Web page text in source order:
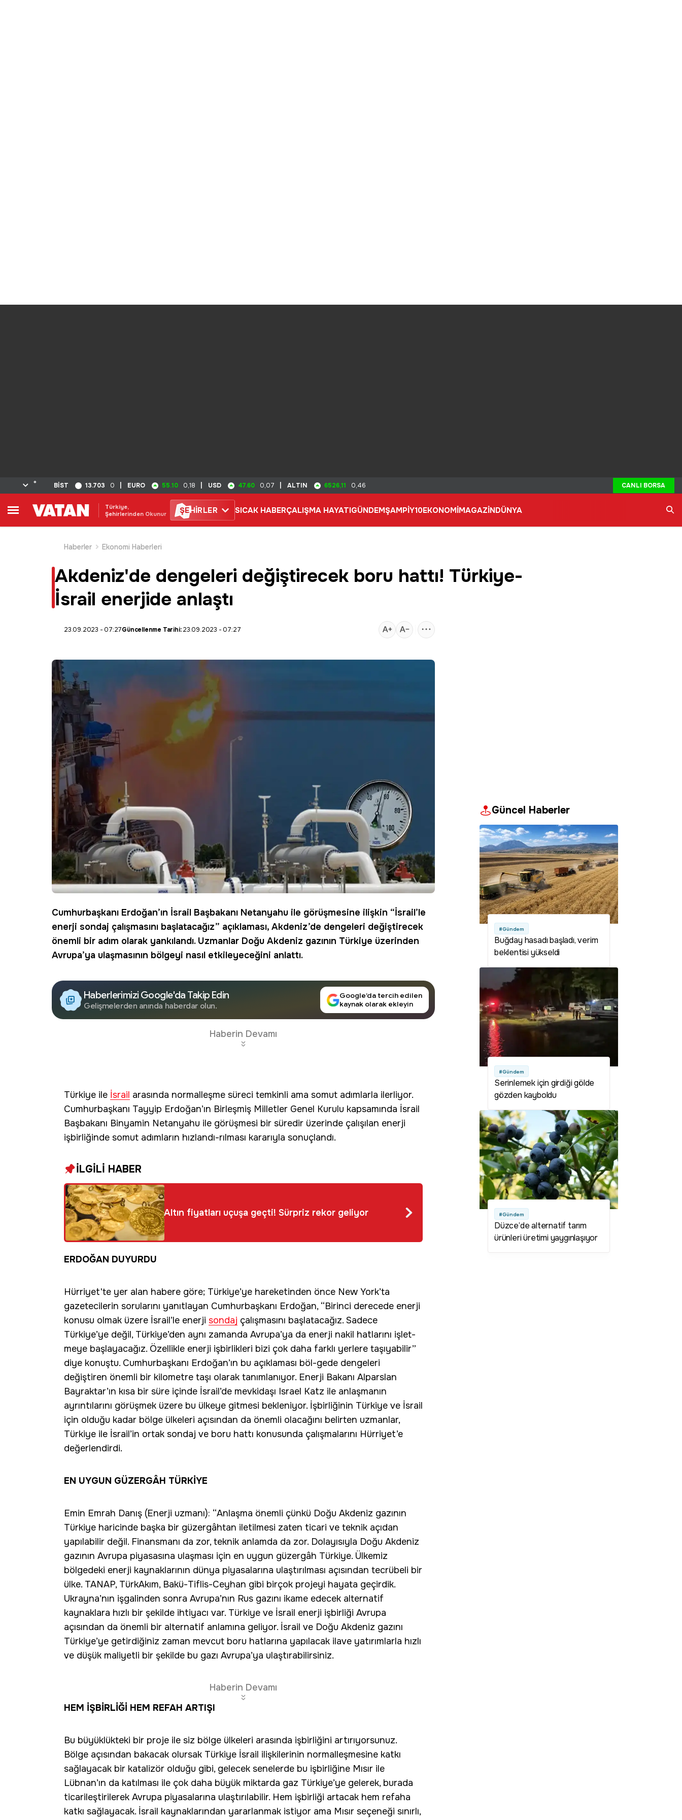
° BİST 13.703 0 EURO 55.10 0,18 USD 47.60 0,07 ALTIN 6526,11 0,46 CANLI BORSA
Türkiye,
Şehirlerinden Okunur
ŞEHİRLER SICAK HABERÇALIŞMA HAYATIGÜNDEMŞAMPİY10EKONOMİMAGAZİNDÜNYA
Haberler
Ekonomi Haberleri
Akdeniz'de dengeleri değiştirecek boru hattı! Türkiye-
İsrail enerjide anlaştı
23.09.2023 - 07:27Güncellenme Tarihi:23.09.2023 - 07:27
Cumhurbaşkanı Erdoğan’ın İsrail Başbakanı Netanyahu ile görüşmesine ilişkin “İsrail’le
enerji sondaj çalışmasını başlatacağız” açıklaması, Akdeniz’de dengeleri değiştirecek
önemli bir adım olarak yankılandı. Uzmanlar Doğu Akdeniz gazının Türkiye üzerinden
Avrupa’ya ulaşmasının bölgeyi nasıl etkileyeceğini anlattı.
Haberlerimizi Google'da Takip Edin
Gelişmelerden anında haberdar olun.
Google’da tercih edilen
kaynak olarak ekleyin
Haberin Devamı
Türkiye ile İsrail arasında normalleşme süreci temkinli ama somut adımlarla ilerliyor.
Cumhurbaşkanı Tayyip Erdoğan’ın Birleşmiş Milletler Genel Kurulu kapsamında İsrail
Başbakanı Binyamin Netanyahu ile görüşmesi bir süredir üzerinde çalışılan enerji
işbirliğinde somut adımların hızlandı-rılması kararıyla sonuçlandı.
İLGİLİ HABER
Altın fiyatları uçuşa geçti! Sürpriz rekor geliyor
ERDOĞAN DUYURDU
Hürriyet'te yer alan habere göre; Türkiye’ye hareketinden önce New York’ta
gazetecilerin sorularını yanıtlayan Cumhurbaşkanı Erdoğan, “Birinci derecede enerji
konusu olmak üzere İsrail’le enerji sondaj çalışmasını başlatacağız. Sadece
Türkiye’ye değil, Türkiye’den aynı zamanda Avrupa’ya da enerji nakil hatlarını işlet-
meye başlayacağız. Özellikle enerji işbirlikleri bizi çok daha farklı yerlere taşıyabilir”
diye konuştu. Cumhurbaşkanı Erdoğan’ın bu açıklaması böl-gede dengeleri
değiştiren önemli bir kilometre taşı olarak tanımlanıyor. Enerji Bakanı Alparslan
Bayraktar’ın kısa bir süre içinde İsrail’de mevkidaşı Israel Katz ile anlaşmanın
ayrıntılarını görüşmek üzere bu ülkeye gitmesi bekleniyor. İşbirliğinin Türkiye ve İsrail
için olduğu kadar bölge ülkeleri açısından da önemli olacağını belirten uzmanlar,
Türkiye ile İsrail’in ortak sondaj ve boru hattı konusunda çalışmalarını Hürriyet’e
değerlendirdi.
EN UYGUN GÜZERGÂH TÜRKİYE
Emin Emrah Danış (Enerji uzmanı): “Anlaşma önemli çünkü Doğu Akdeniz gazının
Türkiye haricinde başka bir güzergâhtan iletilmesi zaten ticari ve teknik açıdan
yapılabilir değil. Finansmanı da zor, teknik anlamda da zor. Dolayısıyla Doğu Akdeniz
gazının Avrupa piyasasına ulaşması için en uygun güzergâh Türkiye. Ülkemiz
bölgedeki enerji kaynaklarının dünya piyasalarına ulaştırılması açısından tecrübeli bir
ülke. TANAP, TürkAkım, Bakü-Tiflis-Ceyhan gibi birçok projeyi hayata geçirdik.
Ukrayna’nın işgalinden sonra Avrupa’nın Rus gazını ikame edecek alternatif
kaynaklara hızlı bir şekilde ihtiyacı var. Türkiye ve İsrail enerji işbirliği Avrupa
açısından da önemli bir alternatif anlamına geliyor. İsrail ve Doğu Akdeniz gazını
Türkiye’ye getirdiğiniz zaman mevcut boru hatlarına yapılacak ilave yatırımlarla hızlı
ve düşük maliyetli bir şekilde bu gazı Avrupa’ya ulaştırabilirsiniz.
Haberin Devamı
HEM İŞBİRLİĞİ HEM REFAH ARTIŞI
Bu büyüklükteki bir proje ile siz bölge ülkeleri arasında işbirliğini artırıyorsunuz.
Bölge açısından bakacak olursak Türkiye İsrail ilişkilerinin normalleşmesine katkı
sağlayacak bir katalizör olduğu gibi, gelecek senelerde bu işbirliğine Mısır ile
Lübnan’ın da katılması ile çok daha büyük miktarda gaz Türkiye’ye gelerek, burada
ticarileştirilerek Avrupa piyasalarına ulaştırılabilir. Hem işbirliği artacak hem refaha
katkı sağlayacak. İsrail kaynaklarından yararlanmak istiyor ama Mısır seçeneği sınırlı,
Güncel Haberler
#Gündem
Buğday hasadı başladı, verim
beklentisi yükseldi
#Gündem
Serinlemek için girdiği gölde
gözden kayboldu
#Gündem
Düzce’de alternatif tarım
ürünleri üretimi yaygınlaşıyor